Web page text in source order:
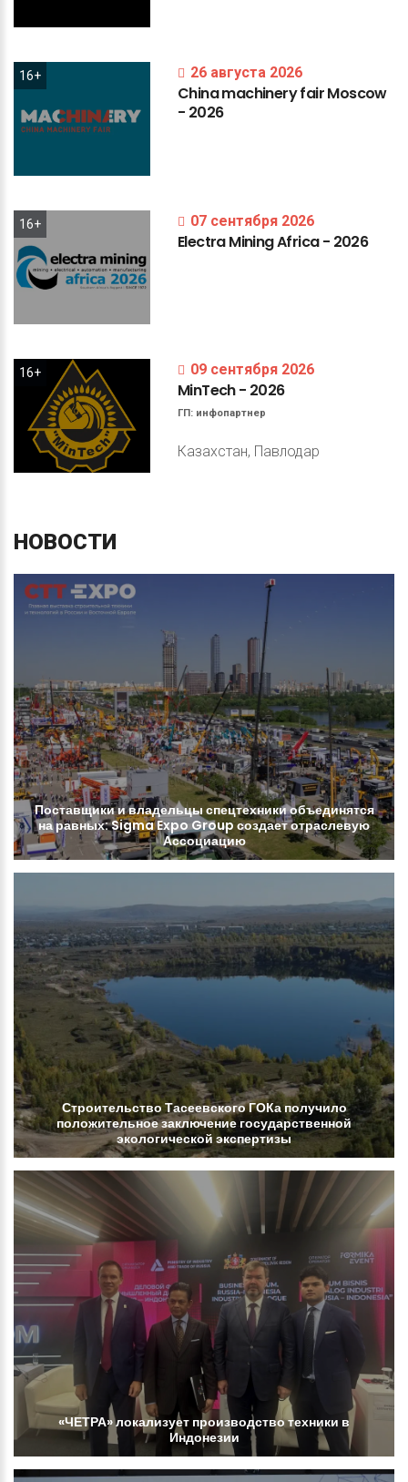
16+ 26 августа 2026
ChinamachineryfairMoscow
- 2026
16+ 07 сентября 2026
ElectraMiningAfrica- 2026
16+ 09 сентября 2026
MinTech- 2026
ГП: инфопартнер
Казахстан, Павлодар
НОВОСТИ
Поставщикиивладельцы спецтехникиобъединятся
наравных:SigmaExpo Group создаетотраслевую
Ассоциацию
СтроительствоТасеевскогоГОКаполучило
положительноезаключение государственной
экологической экспертизы
«ЧЕТРА»локализует производствотехники в
Индонезии